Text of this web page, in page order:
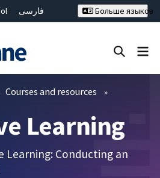
فارسی
體中文
Больше языков
Courses and resources
Learning
Learning: Conducting an